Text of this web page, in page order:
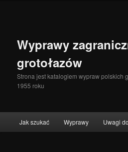
Wyprawy
grotołazów
Strona jest katalogiem wypraw polskich
1955 roku
Przeskocz do tekstu
Przeskocz do widgetów
Jak szukać Wyprawy Uwagi